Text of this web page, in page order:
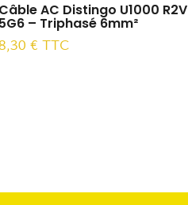
Câble AC Distingo U1000 R2V
5G6 – Triphasé 6mm²
€TTC